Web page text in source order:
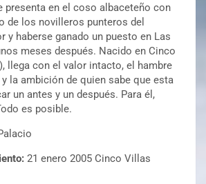
presenta en el coso albaceteño con
de los novilleros punteros del
y haberse ganado un puesto en Las
meses después. Nacido en Cinco
llega con el valor intacto, el hambre
la ambición de quien sabe que esta
un antes y un después. Para él,
es posible.
21 enero 2005 Cinco Villas